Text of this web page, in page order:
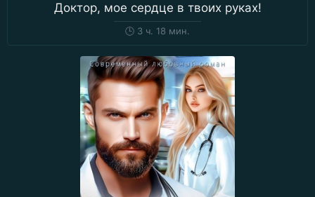
Доктор, мое сердце в твоих руках!
🕒 3 ч. 18 мин.